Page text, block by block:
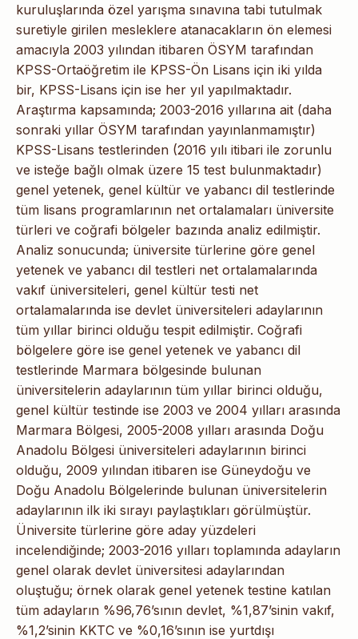
kuruluşlarında özel yarışma sınavına tabi tutulmak
suretiyle girilen mesleklere atanacakların ön elemesi
amacıyla 2003 yılından itibaren ÖSYM tarafından
KPSS-Ortaöğretim ile KPSS-Ön Lisans için iki yılda
bir, KPSS-Lisans için ise her yıl yapılmaktadır.
Araştırma kapsamında; 2003-2016 yıllarına ait (daha
sonraki yıllar ÖSYM tarafından yayınlanmamıştır)
KPSS-Lisans testlerinden (2016 yılı itibari ile zorunlu
ve isteğe bağlı olmak üzere 15 test bulunmaktadır)
genel yetenek, genel kültür ve yabancı dil testlerinde
tüm lisans programlarının net ortalamaları üniversite
türleri ve coğrafi bölgeler bazında analiz edilmiştir.
Analiz sonucunda; üniversite türlerine göre genel
yetenek ve yabancı dil testleri net ortalamalarında
vakıf üniversiteleri, genel kültür testi net
ortalamalarında ise devlet üniversiteleri adaylarının
tüm yıllar birinci olduğu tespit edilmiştir. Coğrafi
bölgelere göre ise genel yetenek ve yabancı dil
testlerinde Marmara bölgesinde bulunan
üniversitelerin adaylarının tüm yıllar birinci olduğu,
genel kültür testinde ise 2003 ve 2004 yılları arasında
Marmara Bölgesi, 2005-2008 yılları arasında Doğu
Anadolu Bölgesi üniversiteleri adaylarının birinci
olduğu, 2009 yılından itibaren ise Güneydoğu ve
Doğu Anadolu Bölgelerinde bulunan üniversitelerin
adaylarının ilk iki sırayı paylaştıkları görülmüştür.
Üniversite türlerine göre aday yüzdeleri
incelendiğinde; 2003-2016 yılları toplamında adayların
genel olarak devlet üniversitesi adaylarından
oluştuğu; örnek olarak genel yetenek testine katılan
tüm adayların %96,76’sının devlet, %1,87’sinin vakıf,
%1,2’sinin KKTC ve %0,16’sının ise yurtdışı